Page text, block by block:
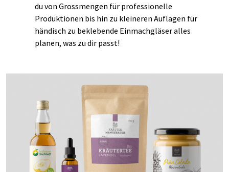
du von Grossmengen für professionelle
Produktionen bis hin zu kleineren Auflagen für
händisch zu beklebende Einmachgläser alles
planen, was zu dir passt!